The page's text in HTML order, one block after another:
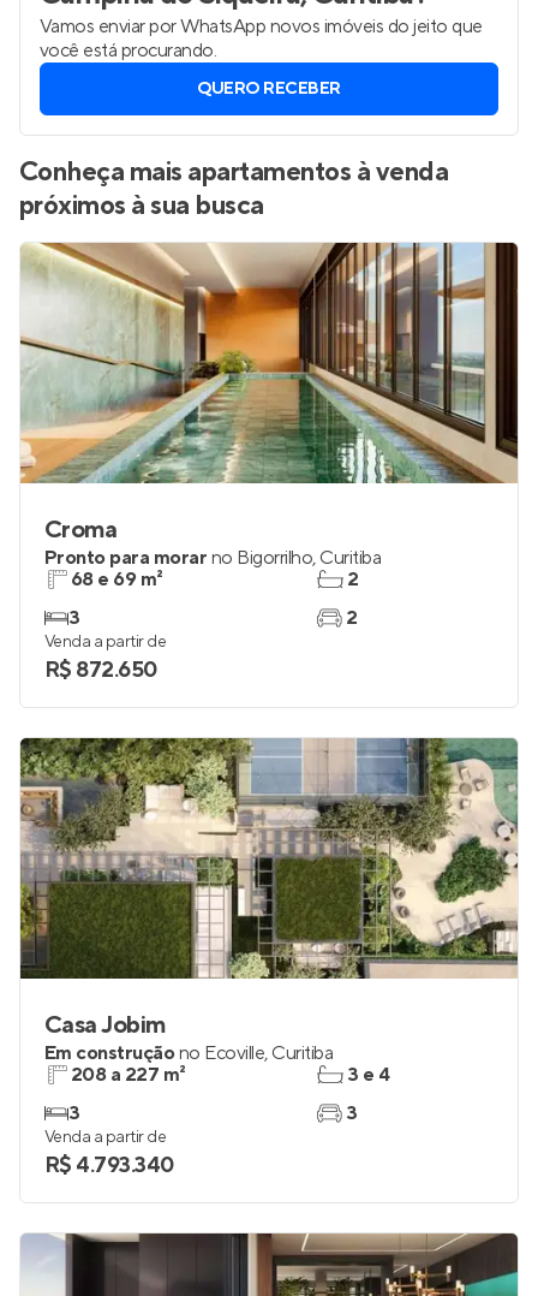
Vamos enviar por WhatsApp novos imóveis do jeito que
você está procurando.
QUERO RECEBER
Conheça mais apartamentos à venda
próximos à sua busca
Croma
Pronto para morar no Bigorrilho, Curitiba
68 e 69 m²
3
2
2
Venda a partir de
R$ 872.650
Casa Jobim
Em construçãono Ecoville, Curitiba
208 a 227 m²
3
3 e 4
3
Venda a partir de
R$ 4.793.340